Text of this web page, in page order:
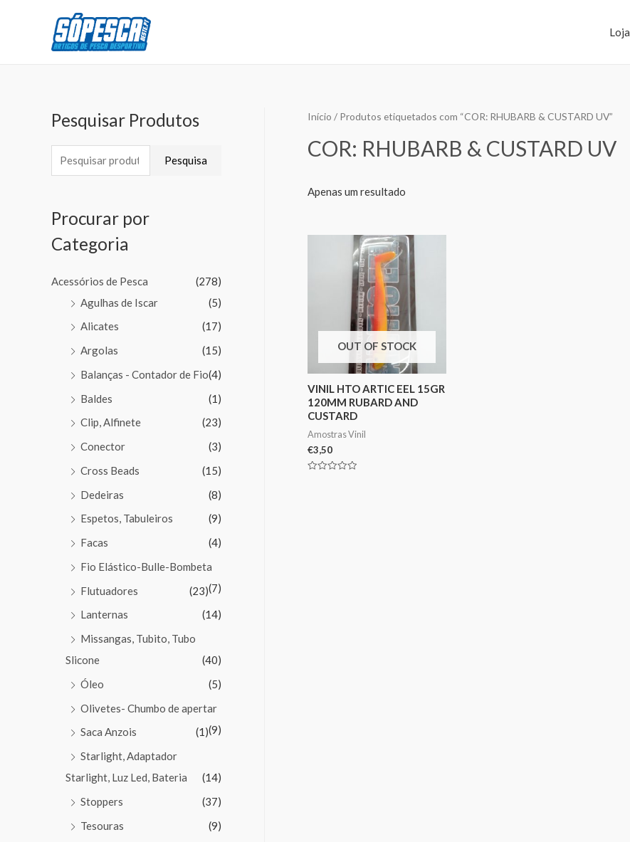
Loja
Pesquisar Produtos
Pesquisa
Procurar por
Categoria
Acessórios de Pesca
(278)
Agulhas de Iscar
(5)
Alicates
(17)
Argolas
(15)
Balanças - Contador de Fio(4)
Baldes
(1)
Clip, Alfinete
(23)
Conector
(3)
Cross Beads
(15)
Dedeiras
(8)
Espetos, Tabuleiros
(9)
Facas
(4)
Fio Elástico-Bulle-Bombeta
(7)
Flutuadores
(23)
Lanternas
(14)
Missangas, Tubito, Tubo
Slicone
(40)
Óleo
(5)
Olivetes- Chumbo de apertar
(9)
Saca Anzois
(1)
Starlight, Adaptador
Starlight, Luz Led, Bateria
(14)
Stoppers
(37)
Tesouras
(9)
Início / Produtos etiquetados com “COR: RHUBARB & CUSTARD UV”
COR: RHUBARB & CUSTARD UV
Apenas um resultado
OUT OF STOCK
VINIL HTO ARTIC EEL 15GR
120MM RUBARD AND
CUSTARD
Amostras Vinil
€3,50